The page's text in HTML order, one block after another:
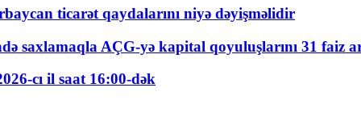
ticarət qaydalarını niyə dəyişməlidir
saxlamaqla AÇG-yə kapital qoyuluşlarını 31 faiz
cı il saat 16:00-dək